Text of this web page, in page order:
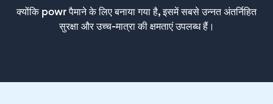
क्योंकि powr पैमाने के लिए बनाया गया है, इसमें सबसे उन्नत अंतर्निहित
सुरक्षा और उच्च-मात्रा की क्षमताएं उपलब्ध हैं।